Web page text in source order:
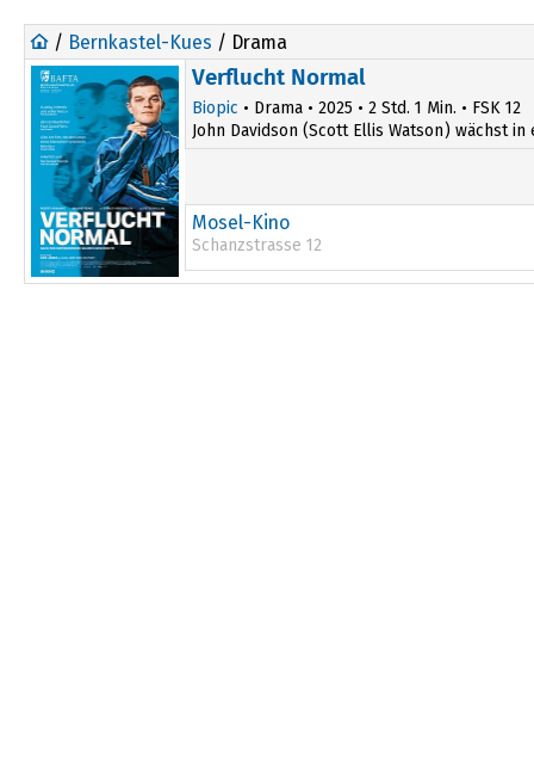
/ Bernkastel-Kues / Drama
Verflucht Normal
Biopic • Drama • 2025 • 2 Std. 1 Min. • FSK 12
John Davidson (Scott Ellis Watson) wächst
Mosel-Kino
Schanzstrasse 12